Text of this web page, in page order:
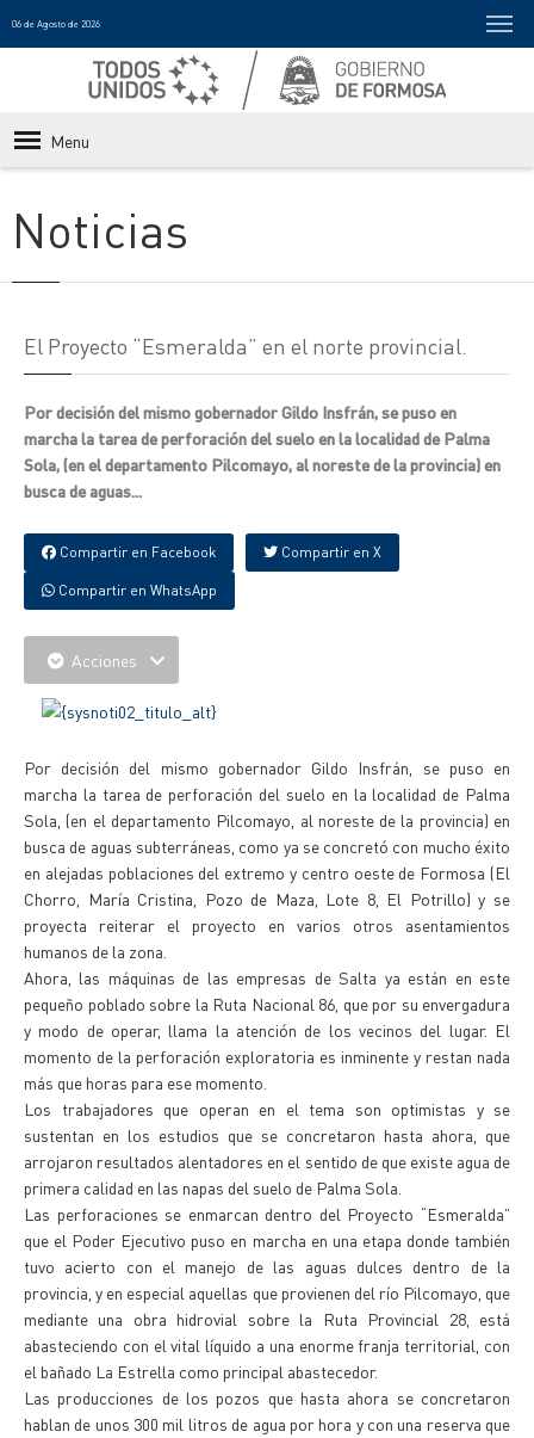
06 de Agosto de 2026
Menu
Noticias
El Proyecto “Esmeralda” en el norte provincial.
Por decisión del mismo gobernador Gildo Insfrán, se puso en
marcha la tarea de perforación del suelo en la localidad de Palma
Sola, (en el departamento Pilcomayo, al noreste de la provincia) en
busca de aguas...
Compartir en Facebook Compartir en X
Compartir en WhatsApp
Acciones
Por decisión del mismo gobernador Gildo Insfrán, se puso en
marcha la tarea de perforación del suelo en la localidad de Palma
Sola, (en el departamento Pilcomayo, al noreste de la provincia) en
busca de aguas subterráneas, como ya se concretó con mucho éxito
en alejadas poblaciones del extremo y centro oeste de Formosa (El
Chorro, María Cristina, Pozo de Maza, Lote 8, El Potrillo) y se
proyecta reiterar el proyecto en varios otros asentamientos
humanos de la zona.
Ahora, las máquinas de las empresas de Salta ya están en este
pequeño poblado sobre la Ruta Nacional 86, que por su envergadura
y modo de operar, llama la atención de los vecinos del lugar. El
momento de la perforación exploratoria es inminente y restan nada
más que horas para ese momento.
Los trabajadores que operan en el tema son optimistas y se
sustentan en los estudios que se concretaron hasta ahora, que
arrojaron resultados alentadores en el sentido de que existe agua de
primera calidad en las napas del suelo de Palma Sola.
Las perforaciones se enmarcan dentro del Proyecto “Esmeralda”
que el Poder Ejecutivo puso en marcha en una etapa donde también
tuvo acierto con el manejo de las aguas dulces dentro de la
provincia, y en especial aquellas que provienen del río Pilcomayo, que
mediante una obra hidrovial sobre la Ruta Provincial 28, está
abasteciendo con el vital líquido a una enorme franja territorial, con
el bañado La Estrella como principal abastecedor.
Las producciones de los pozos que hasta ahora se concretaron
hablan de unos 300 mil litros de agua por hora y con una reserva que